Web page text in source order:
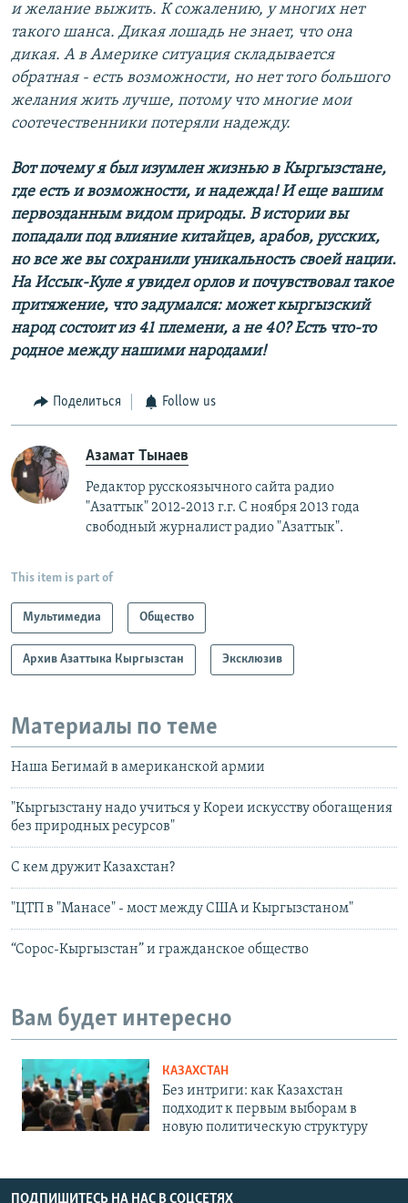
и желание выжить. К сожалению, у многих нет
такого шанса. Дикая лошадь не знает, что она
дикая. А в Америке ситуация складывается
обратная - есть возможности, но нет того большого
желания жить лучше, потому что многие мои
соотечественники потеряли надежду.
Вот почему я был изумлен жизнью в Кыргызстане,
где есть и возможности, и надежда! И еще вашим
первозданным видом природы. В истории вы
попадали под влияние китайцев, арабов, русских,
но все же вы сохранили уникальность своей нации.
На Иссык-Куле я увидел орлов и почувствовал такое
притяжение, что задумался: может кыргызский
народ состоит из 41 племени, а не 40? Есть что-то
родное между нашими народами!
Поделиться Follow us
Азамат Тынаев
Редактор русскоязычного сайта радио
"Азаттык" 2012-2013 г.г. С ноября 2013 года
свободный журналист радио "Азаттык".
This item is part of
Мультимедиа Общество
Архив Азаттыка Кыргызстан Эксклюзив
Материалы по теме
Наша Бегимай в американской армии
"Кыргызстану надо учиться у Кореи искусству обогащения
без природных ресурсов"
С кем дружит Казахстан?
"ЦТП в "Манасе" - мост между США и Кыргызстаном"
“Сорос-Кыргызстан” и гражданское общество
Вам будет интересно
КАЗАХСТАН
Без интриги: как Казахстан
подходит к первым выборам в
новую политическую структуру
ПОДПИШИТЕСЬ НА НАС В СОЦСЕТЯХ